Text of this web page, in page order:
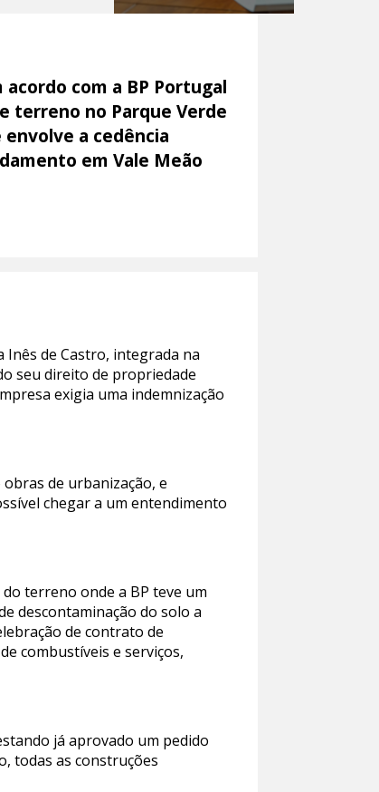
com a BP Portugal
terreno no Parque Verde
a cedência
em Vale Meão
Inês de Castro, integrada na
seu direito de propriedade
exigia uma indemnização
de urbanização, e
chegar a um entendimento
terreno onde a BP teve um
descontaminação do solo a
de contrato de
combustíveis e serviços,
já aprovado um pedido
todas as construções